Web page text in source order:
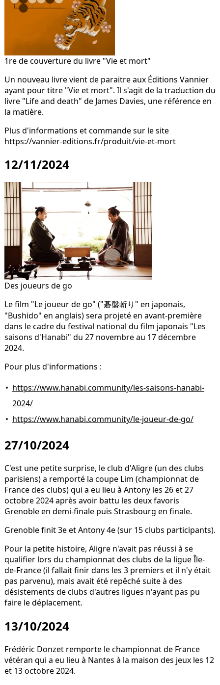
1re de couverture du livre "Vie et mort"
Un nouveau livre vient de paraitre aux Éditions Vannier
ayant pour titre "Vie et mort". Il s'agit de la traduction du
livre "Life and death" de James Davies, une référence en
la matière.
Plus d'informations et commande sur le site
https://vannier-editions.fr/produit/vie-et-mort
12/11/2024
Des joueurs de go
Le film "Le joueur de go" ("碁盤斬り " en japonais,
"Bushido" en anglais) sera projeté en avant-première
dans le cadre du festival national du film japonais "Les
saisons d'Hanabi" du 27 novembre au 17 décembre
2024.
Pour plus d'informations :
https://www.hanabi.community/les-saisons-hanabi-
2024/
https://www.hanabi.community/le-joueur-de-go/
27/10/2024
C'est une petite surprise, le club d'Aligre (un des clubs
parisiens) a remporté la coupe Lim (championnat de
France des clubs) qui a eu lieu à Antony les 26 et 27
octobre 2024 après avoir battu les deux favoris
Grenoble en demi-finale puis Strasbourg en finale.
Grenoble finit 3e et Antony 4e (sur 15 clubs participants).
Pour la petite histoire, Aligre n'avait pas réussi à se
qualifier lors du championnat des clubs de la ligue Île-
de-France (il fallait finir dans les 3 premiers et il n'y était
pas parvenu), mais avait été repêché suite à des
désistements de clubs d'autres ligues n'ayant pas pu
faire le déplacement.
13/10/2024
Frédéric Donzet remporte le championnat de France
vétéran qui a eu lieu à Nantes à la maison des jeux les 12
et 13 octobre 2024.